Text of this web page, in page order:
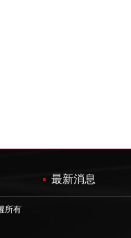
最新消息
所有